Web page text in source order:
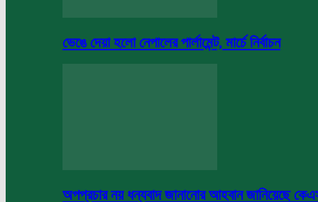
ভেঙে দেয়া হলো নেপালের পার্লামেন্ট, মার্চে নির্বাচন
অপপ্রচার নয় ধন্যবাদ জানানোর আহবান জানিয়েছে